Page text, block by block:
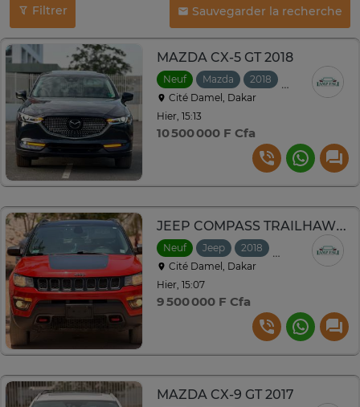
Filtrer Sauvegarder la recherche
MAZDA CX-5 GT 2018
Neuf Mazda 2018
Automatique
Cité Damel, Dakar
Hier, 15:13
10 500 000 F Cfa
JEEP COMPASS TRAILHAWK 2018
Neuf Jeep 2018
Automatique
Cité Damel, Dakar
Hier, 15:07
9 500 000 F Cfa
MAZDA CX-9 GT 2017